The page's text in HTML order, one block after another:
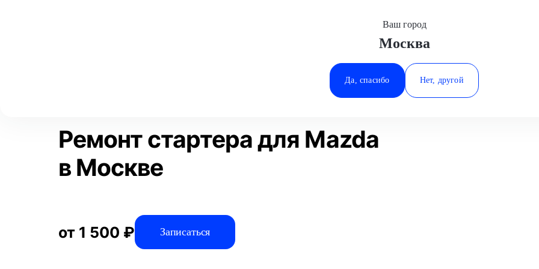
Минеральные Воды
Ростов-на-Дону
Ставрополь
Ваш город
Москва
Да, спасибо Нет, другой
Ремонт стартера Mazda
Статьи
Ремонт стартера для Mazda
в Москве
от 1 500 ₽ Записаться